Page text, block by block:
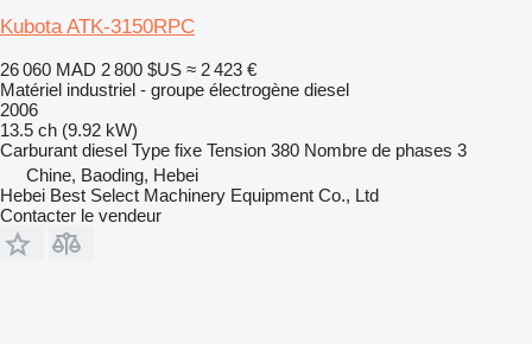
Kubota ATK-3150RPC
26 060 MAD 2 800 $US ≈ 2 423 €
Matériel industriel - groupe électrogène diesel
2006
13.5 ch (9.92 kW)
Carburant diesel Type fixe Tension 380 Nombre de phases 3
Chine, Baoding, Hebei
Hebei Best Select Machinery Equipment Co., Ltd
Contacter le vendeur